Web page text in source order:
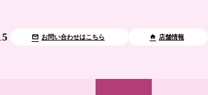
お問い合わせはこちら 店舗情報